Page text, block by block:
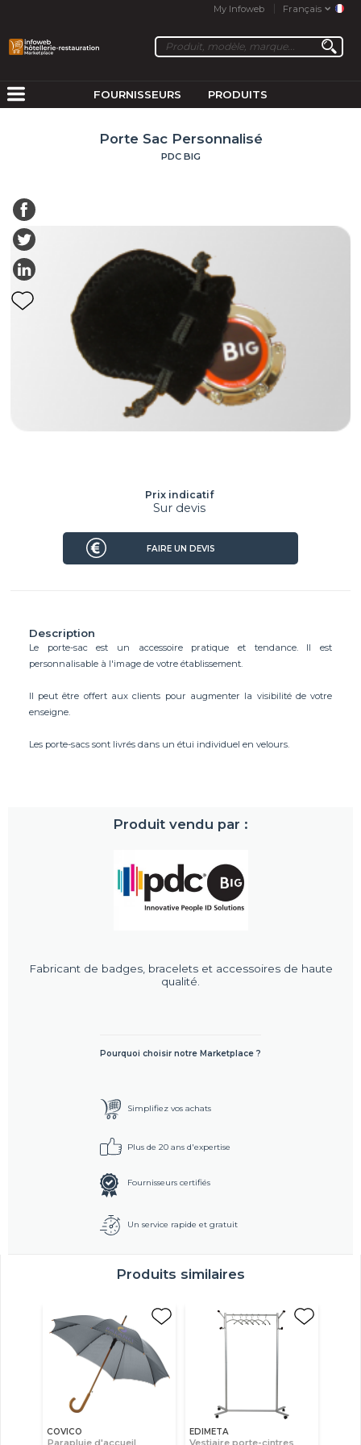
My Infoweb Français
FOURNISSEURS PRODUITS
Porte Sac Personnalisé
PDC BIG
Description
Le porte-sac est un accessoire pratique et tendance. Il est
personnalisable à l'image de votre établissement.
Il peut être offert aux clients pour augmenter la visibilité de votre
enseigne.
Les porte-sacs sont livrés dans un étui individuel en velours.
Produit vendu par :
Fabricant de badges, bracelets et accessoires de haute
qualité.
Prix indicatif
Sur devis
FAIRE UN DEVIS
Pourquoi choisir notre Marketplace ?
Simplifiez vos achats
Plus de 20 ans d'expertise
Fournisseurs certifiés
Un service rapide et gratuit
Produits similaires
COVICO
Parapluie d'accueil
EDIMETA
Vestiaire porte-cintres